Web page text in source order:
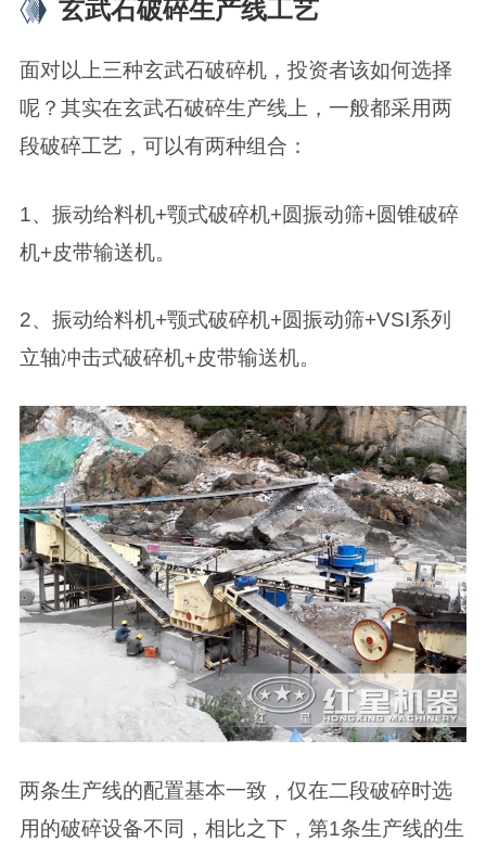
玄武石破碎生产线工艺
面对以上三种玄武石破碎机，投资者该如何选择
呢？其实在玄武石破碎生产线上，一般都采用两
段破碎工艺，可以有两种组合：
1、振动给料机+颚式破碎机+圆振动筛+圆锥破碎
机+皮带输送机。
2、振动给料机+颚式破碎机+圆振动筛+VSI系列
立轴冲击式破碎机+皮带输送机。
两条生产线的配置基本一致，仅在二段破碎时选
用的破碎设备不同，相比之下，第1条生产线的生